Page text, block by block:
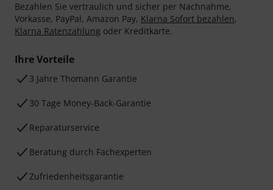
Bezahlen Sie vertraulich und sicher per Nachnahme,
Vorkasse, PayPal, Amazon Pay, Klarna Sofort bezahlen,
Klarna Ratenzahlung oder Kreditkarte.
Ihre Vorteile
3 Jahre Thomann Garantie
30 Tage Money-Back-Garantie
Reparaturservice
Beratung durch Fachexperten
Zufriedenheitsgarantie